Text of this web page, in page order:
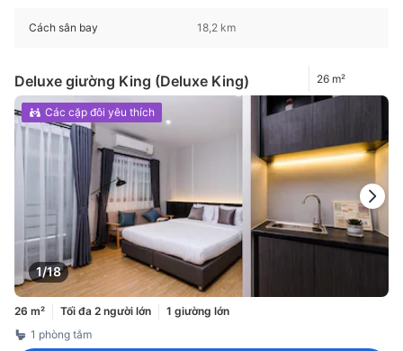
Cách sân bay 18,2 km
Deluxe giường King (Deluxe King) 26 m²
1/18
Các cặp đôi yêu thích
26 m² Tối đa 2 người lớn
1 giường lớn
1 phòng tắm